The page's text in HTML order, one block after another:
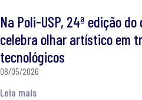
Na Poli-USP, 24ª edição
celebra olhar artístico em
tecnológicos
08/05/2026
Leia mais